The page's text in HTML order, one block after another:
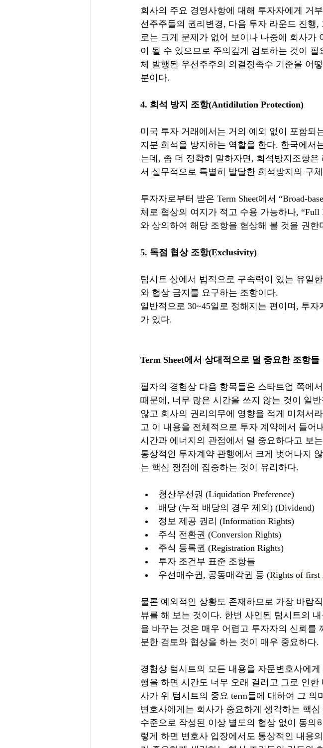
회사의 주요 경영사항에 대해 투자자에게 거
선주주들의 권리변경, 다음 투자 라운드 진행
로는 크게 문제가 없어 보이나 나중에 회사가
이 될 수 있으므로 주의깊게 검토하는 것이
체 발행된 우선주주의 의결정족수 기준을 어
분이다.
4. 희석 방지 조항(Antidilution Protection)
미국 투자 거래에서는 거의 예외 없이 포함되
지분 희석을 방지하는 역할을 한다. 한국에서
는데, 좀 더 정확히 말하자면, 희석방지조항
서 실무적으로 특별히 발달한 희석방지의 구
투자자로부터 받은 Term Sheet에서 “Broad-
체로 협상의 여지가 적고 수용 가능하나,
와 상의하여 해당 조항을 협상해 볼 것을 권한
5. 독점 협상 조항(Exclusivity)
텀시트 상에서 법적으로 구속력이 있는 유일
와 협상 금지를 요구하는 조항이다.
일반적으로 30~45일로 정해지는 편이며, 투
가 있다.
Term Sheet에서 상대적으로 덜 중요한 조항들
필자의 경험상 다음 항목들은 스타트업 쪽에
때문에, 너무 많은 시간을 쓰지 않는 것이 일
않고 회사의 권리의무에 영향을 적게 미쳐서
고 이 내용을 전체적으로 투자 계약에서 들어
시간과 에너지의 관점에서 덜 중요하다고 보
통상적인 투자계약 관행에서 크게 벗어나지
는 핵심 쟁점에 집중하는 것이 유리하다.
청산우선권 (Liquidation Preference)
배당 (누적 배당의 경우 제외) (Dividend)
정보 제공 권리 (Information Rights)
주식 전환권 (Conversion Rights)
주식 등록권 (Registration Rights)
투자 조건부 표준 조항들
우선매수권, 공동매각권 등 (Rights of first
물론 예외적인 상황도 존재하므로 가장 바람
뷰를 해 보는 것이다. 한번 사인된 텀시트의
을 바꾸는 것은 매우 어렵고 투자자의 신뢰를
분한 검토와 협상을 하는 것이 매우 중요하다.
경험상 텀시트의 모든 내용을 자문변호사에
행을 하면 시간도 너무 오래 걸리고 그로 인
사가 위 텀시트의 중요 term들에 대하여 그
변호사에게는 회사가 중요하게 생각하는 핵
수준으로 작성된 이상 별도의 협상 없이 동의
렇게 하면 변호사 입장에서도 통상적인 내용